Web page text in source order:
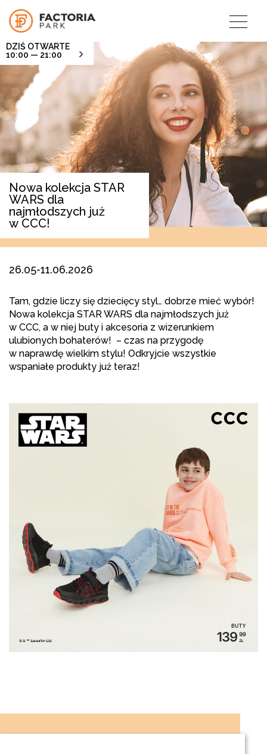
DZIŚ OTWARTE
10:00 — 21:00
Nowa kolekcja STAR
WARS dla
najmłodszych już
w CCC!
26.05-11.06.2026
Tam, gdzie liczy się dziecięcy styl… dobrze mieć wybór!
Nowa kolekcja STAR WARS dla najmłodszych już
w CCC, a w niej buty i akcesoria z wizerunkiem
ulubionych bohaterów! – czas na przygodę
w naprawdę wielkim stylu! Odkryjcie wszystkie
wspaniałe produkty już teraz!